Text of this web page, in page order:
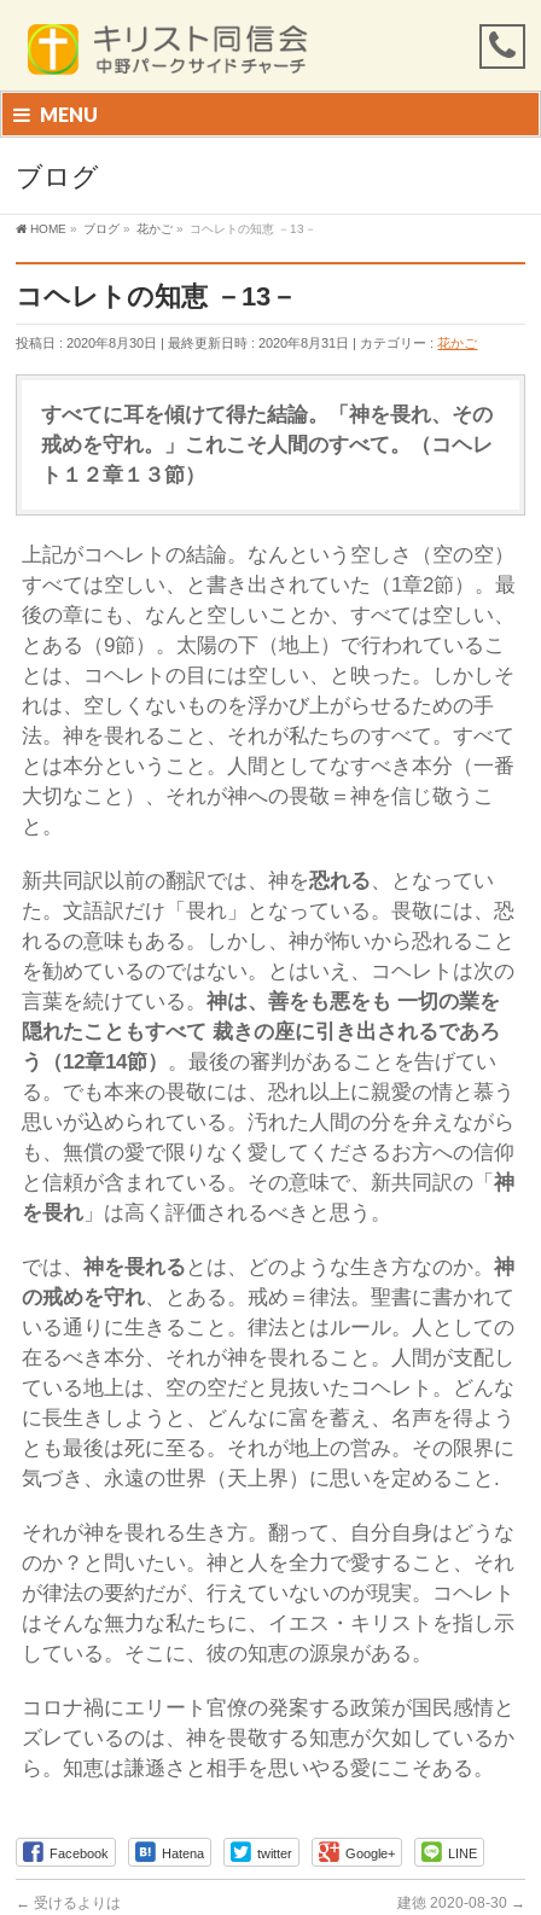
MENU
ブログ
HOME » ブログ » 花かご » コヘレトの知恵 －13－
コヘレトの知恵 －13－
投稿日 : 2020年8月30日 最終更新日時 : 2020年8月31日 カテゴリー :花かご
すべてに耳を傾けて得た結論。「神を畏れ、その
戒めを守れ。」これこそ人間のすべて。（コヘレ
ト１２章１３節）
上記がコヘレトの結論。なんという空しさ（空の空）
すべては空しい、と書き出されていた（1章2節）。最
後の章にも、なんと空しいことか、すべては空しい、
とある（9節）。太陽の下（地上）で行われているこ
とは、コヘレトの目には空しい、と映った。しかしそ
れは、空しくないものを浮かび上がらせるための手
法。神を畏れること、それが私たちのすべて。すべて
とは本分ということ。人間としてなすべき本分（一番
大切なこと）、それが神への畏敬＝神を信じ敬うこ
と。
新共同訳以前の翻訳では、神を恐れる、となってい
た。文語訳だけ「畏れ」となっている。畏敬には、恐
れるの意味もある。しかし、神が怖いから恐れること
を勧めているのではない。とはいえ、コヘレトは次の
言葉を続けている。神は、善をも悪をも 一切の業を
隠れたこともすべて 裁きの座に引き出されるであろ
う（12章14節） 。最後の審判があることを告げてい
る。でも本来の畏敬には、恐れ以上に親愛の情と慕う
思いが込められている。汚れた人間の分を弁えながら
も、無償の愛で限りなく愛してくださるお方への信仰
と信頼が含まれている。その意味で、新共同訳の「神
を畏れ 」は高く評価されるべきと思う。
では、神を畏れる とは、どのような生き方なのか。神
の戒めを守れ、とある。戒め＝律法。聖書に書かれて
いる通りに生きること。律法とはルール。人としての
在るべき本分、それが神を畏れること。人間が支配し
ている地上は、空の空だと見抜いたコヘレト。どんな
に長生きしようと、どんなに富を蓄え、名声を得よう
とも最後は死に至る。それが地上の営み。その限界に
気づき、永遠の世界（天上界）に思いを定めること.
それが神を畏れる生き方。翻って、自分自身はどうな
のか？と問いたい。神と人を全力で愛すること、それ
が律法の要約だが、行えていないのが現実。コヘレト
はそんな無力な私たちに、イエス・キリストを指し示
している。そこに、彼の知恵の源泉がある。
コロナ禍にエリート官僚の発案する政策が国民感情と
ズレているのは、神を畏敬する知恵が欠如しているか
ら。知恵は謙遜さと相手を思いやる愛にこそある。
Facebook Hatena twitter Google+ LINE
← 受けるよりは 建徳 2020-08-30 →